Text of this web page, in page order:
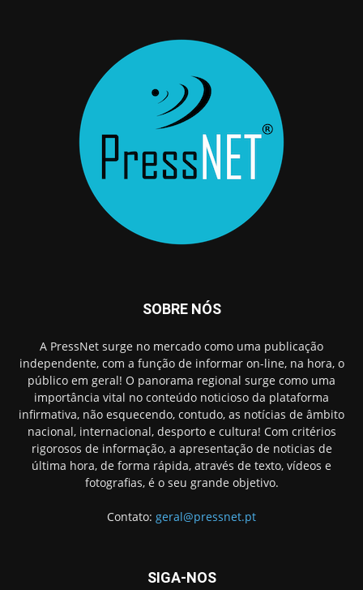
SOBRE NÓS
A PressNet surge no mercado como uma publicação
independente, com a função de informar on-line, na hora, o
público em geral! O panorama regional surge como uma
importância vital no conteúdo noticioso da plataforma
infirmativa, não esquecendo, contudo, as notícias de âmbito
nacional, internacional, desporto e cultura! Com critérios
rigorosos de informação, a apresentação de noticias de
última hora, de forma rápida, através de texto, vídeos e
fotografias, é o seu grande objetivo.
Contato: geral@pressnet.pt
SIGA-NOS